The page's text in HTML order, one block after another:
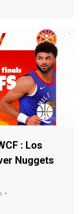
: Los
Nuggets